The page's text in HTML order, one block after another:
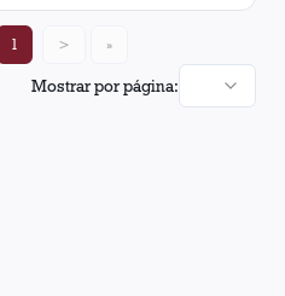
Mostrar por página:
1 > »